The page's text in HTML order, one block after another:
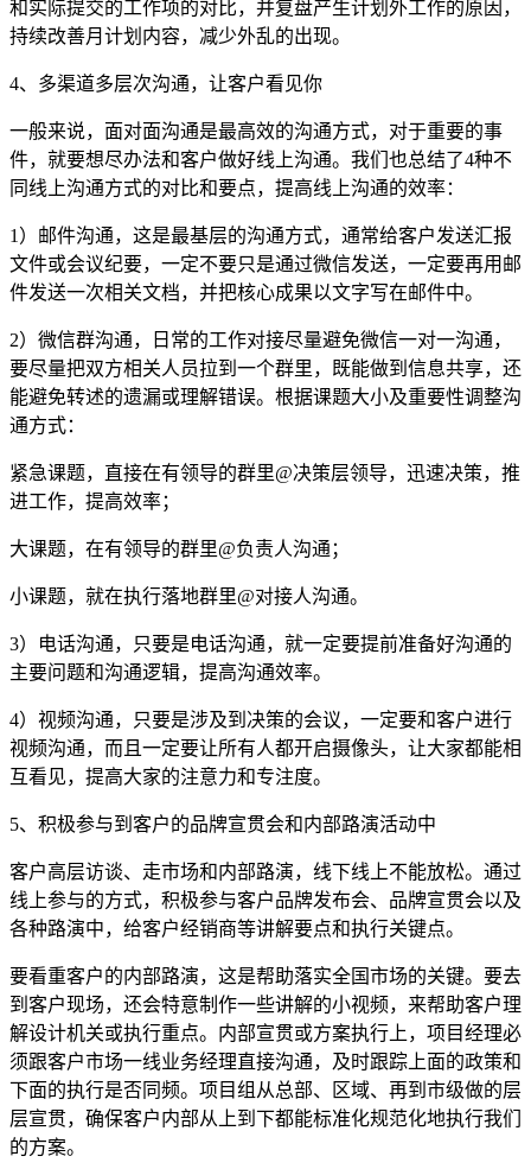
和实际提交的工作项的对比，并复盘产生计划外工作的原因，
持续改善月计划内容，减少外乱的出现。
4、多渠道多层次沟通，让客户看见你
一般来说，面对面沟通是最高效的沟通方式，对于重要的事
件，就要想尽办法和客户做好线上沟通。我们也总结了4种不
同线上沟通方式的对比和要点，提高线上沟通的效率：
1）邮件沟通，这是最基层的沟通方式，通常给客户发送汇报
文件或会议纪要，一定不要只是通过微信发送，一定要再用邮
件发送一次相关文档，并把核心成果以文字写在邮件中。
2）微信群沟通，日常的工作对接尽量避免微信一对一沟通，
要尽量把双方相关人员拉到一个群里，既能做到信息共享，还
能避免转述的遗漏或理解错误。根据课题大小及重要性调整沟
通方式：
紧急课题，直接在有领导的群里@决策层领导，迅速决策，推
进工作，提高效率；
大课题，在有领导的群里@负责人沟通；
小课题，就在执行落地群里@对接人沟通。
3）电话沟通，只要是电话沟通，就一定要提前准备好沟通的
主要问题和沟通逻辑，提高沟通效率。
4）视频沟通，只要是涉及到决策的会议，一定要和客户进行
视频沟通，而且一定要让所有人都开启摄像头，让大家都能相
互看见，提高大家的注意力和专注度。
5、积极参与到客户的品牌宣贯会和内部路演活动中
客户高层访谈、走市场和内部路演，线下线上不能放松。通过
线上参与的方式，积极参与客户品牌发布会、品牌宣贯会以及
各种路演中，给客户经销商等讲解要点和执行关键点。
要看重客户的内部路演，这是帮助落实全国市场的关键。要去
到客户现场，还会特意制作一些讲解的小视频，来帮助客户理
解设计机关或执行重点。内部宣贯或方案执行上，项目经理必
须跟客户市场一线业务经理直接沟通，及时跟踪上面的政策和
下面的执行是否同频。项目组从总部、区域、再到市级做的层
层宣贯，确保客户内部从上到下都能标准化规范化地执行我们
的方案。